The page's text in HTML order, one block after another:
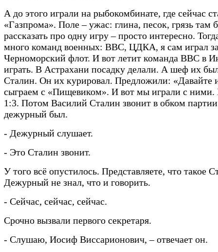
А до этого играли на рыбокомбинате, где сейчас
«Газпрома». Поле – ужас: глина, песок, грязь там
рассказать про одну игру – просто интересно.
много команд военных: ВВС, ЦДКА, я сам играл
Черноморский флот. И вот летит команда ВВС в
играть. В Астрахани посадку делали. А шеф их
Сталин. Он их курировал. Предложили: «Давайте
сыграем с «Пищевиком». И вот мы играли с ними.
1:3. Потом Василий Сталин звонит в обком
дежурный был.
- Дежурный слушает.
- Это Сталин звонит.
У того всё опустилось. Представляете, что такое
Дежурный не знал, что и говорить.
- Сейчас, сейчас, сейчас.
Срочно вызвали первого секретаря.
- Слушаю, Иосиф Виссарионович, – отвечает он.